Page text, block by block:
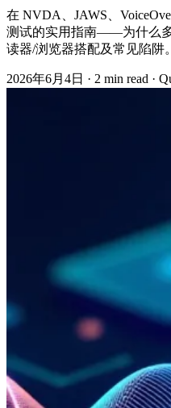
在 NVDA、JAWS、
测试的实用指南——为什么
读器/浏览器搭配及常见陷阱。
2026年6月4日 · 2 min read ·